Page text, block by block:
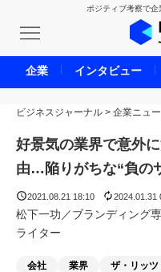
ポジティブ考察で
IVS
LIFE
ビジネスジャーナル > 企業ニュ
好景気の業界で意外
由…陥りがちな“負の
2021.08.21 18:10 2024.01.31
松下一功／ブランディング
ライター
会社 業界 ザ・リッ
企業 インタビュー